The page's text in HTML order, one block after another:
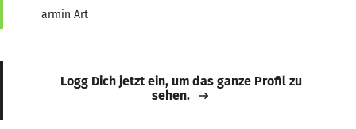
armin Art
Logg Dich jetzt ein, um das ganze Profil zu
sehen.